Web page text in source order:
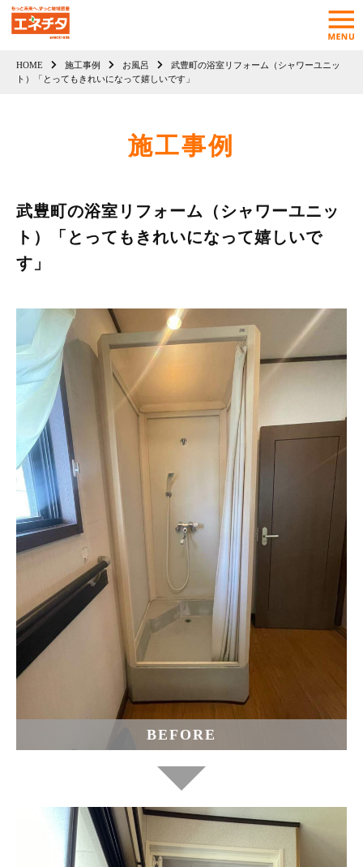
HOME 施工事例 お風呂
武豊町の浴室リフォーム（シャワーユニッ
ト）「とってもきれいになって嬉しいです」
施工事例
武豊町の浴室リフォーム（シャワーユニッ
ト）「とってもきれいになって嬉しいで
す」
BEFORE